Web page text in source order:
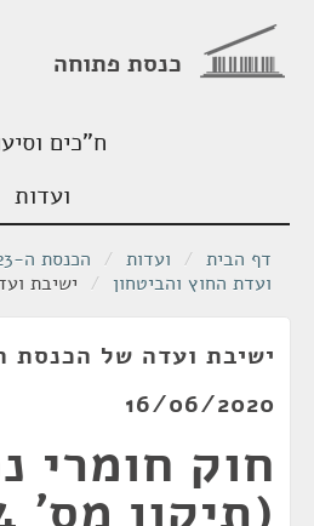
כנסת פתוחה
ח"כים
ועדות
דף הבית / ועדות / הכנסת ה-23
ועדת החוץ והביטחון / ישיבת ועדה
16/06/2020
חוק חומרי